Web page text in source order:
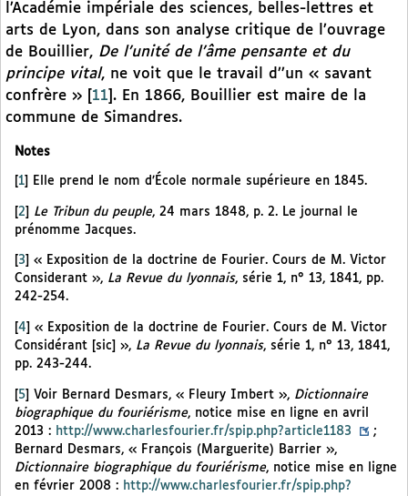
l’Académie impériale des sciences, belles-lettres et
arts de Lyon, dans son analyse critique de l’ouvrage
de Bouillier, De l’unité de l’âme pensante et du
principe vital, ne voit que le travail d’’un « savant
confrère »
11 . En 1866, Bouillier est maire de la
commune de Simandres.
Notes
1 Elle prend le nom d’École normale supérieure en 1845.
[2] Le Tribun du peuple, 24 mars 1848, p. 2. Le journal le
prénomme Jacques.
3
« Exposition de la doctrine de Fourier. Cours de M. Victor
Considerant », La Revue du lyonnais, série 1, n° 13, 1841, pp.
242-254.
4
« Exposition de la doctrine de Fourier. Cours de M. Victor
Considérant [sic] », La Revue du lyonnais, série 1, n° 13, 1841,
pp. 243-244.
[5] Voir Bernard Desmars, « Fleury Imbert », Dictionnaire
biographique du fouriérisme, notice mise en ligne en avril
2013 : http://www.charlesfourier.fr/spip.php?article1183
;
Bernard Desmars, « François (Marguerite) Barrier »,
Dictionnaire biographique du fouriérisme, notice mise en ligne
en février 2008 : http://www.charlesfourier.fr/spip.php?